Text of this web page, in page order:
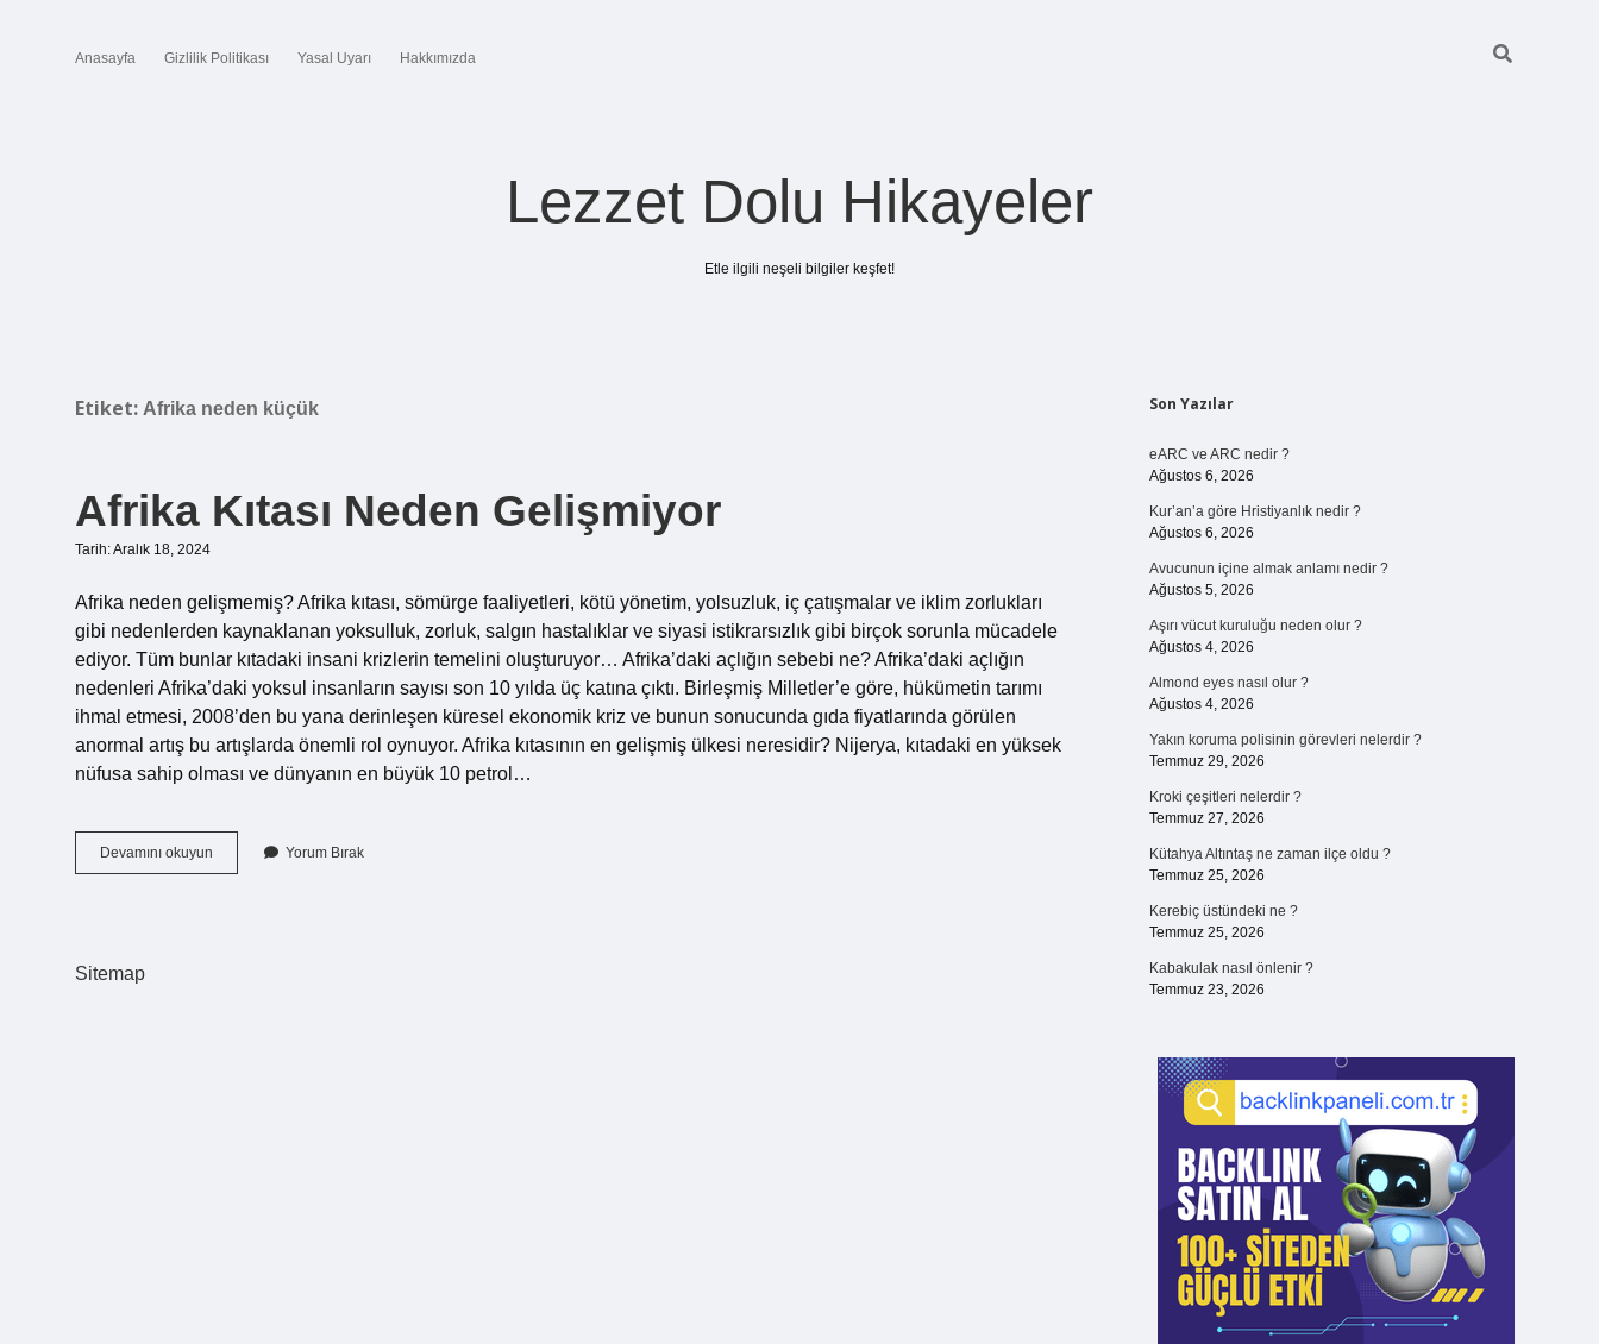
Anasayfa Gizlilik Politikası Yasal Uyarı Hakkımızda
Lezzet Dolu Hikayeler
Etle ilgili neşeli bilgiler keşfet!
Etiket: Afrika neden küçük
Afrika Kıtası Neden Gelişmiyor
Tarih: Aralık 18, 2024
Afrika neden gelişmemiş? Afrika kıtası, sömürge faaliyetleri, kötü yönetim, yolsuzluk, iç çatışmalar ve iklim zorlukları
gibi nedenlerden kaynaklanan yoksulluk, zorluk, salgın hastalıklar ve siyasi istikrarsızlık gibi birçok sorunla mücadele
ediyor. Tüm bunlar kıtadaki insani krizlerin temelini oluşturuyor… Afrika’daki açlığın sebebi ne? Afrika’daki açlığın
nedenleri Afrika’daki yoksul insanların sayısı son 10 yılda üç katına çıktı. Birleşmiş Milletler’e göre, hükümetin tarımı
ihmal etmesi, 2008’den bu yana derinleşen küresel ekonomik kriz ve bunun sonucunda gıda fiyatlarında görülen
anormal artış bu artışlarda önemli rol oynuyor. Afrika kıtasının en gelişmiş ülkesi neresidir? Nijerya, kıtadaki en yüksek
nüfusa sahip olması ve dünyanın en büyük 10 petrol…
Devamını okuyun
Kıtası
Yorum Bırak
Sitemap
Sidebar
Son Yazılar
eARC ve ARC nedir ?
Ağustos 6, 2026
Kur’an’a göre Hristiyanlık nedir ?
Ağustos 6, 2026
Avucunun içine almak anlamı nedir ?
Ağustos 5, 2026
Aşırı vücut kuruluğu neden olur ?
Ağustos 4, 2026
Almond eyes nasıl olur ?
Ağustos 4, 2026
Yakın koruma polisinin görevleri nelerdir ?
Temmuz 29, 2026
Kroki çeşitleri nelerdir ?
Temmuz 27, 2026
Kütahya Altıntaş ne zaman ilçe oldu ?
Temmuz 25, 2026
Kerebiç üstündeki ne ?
Temmuz 25, 2026
Kabakulak nasıl önlenir ?
Temmuz 23, 2026